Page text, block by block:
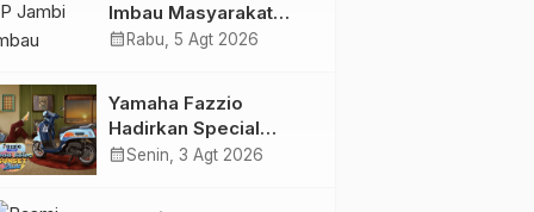
Imbau Masyarakat
Tidak Beraktivitas di
Bersama
calendar_month Rabu, 5 Agt 2026
Yamaha Fazzio
Hadirkan Special
Edition Sunset Blue,
calendar_monthSenin, 3 Agt 2026